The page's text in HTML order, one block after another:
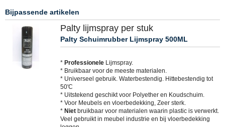
Bijpassende artikelen
Palty lijmspray per stuk
Palty Schuimrubber Lijmspray 500ML
* Professionele Lijmspray.
* Bruikbaar voor de meeste materialen.
* Universeel gebruik. Waterbestendig. Hittebestendig tot
50'C
* Uitstekend geschikt voor Polyether en Koudschuim.
* Voor Meubels en vloerbedekking, Zeer sterk.
* Niet bruikbaar voor materialen waarin plastic is verwerkt.
Veel gebruikt in meubel industrie en bij vloerbedekking